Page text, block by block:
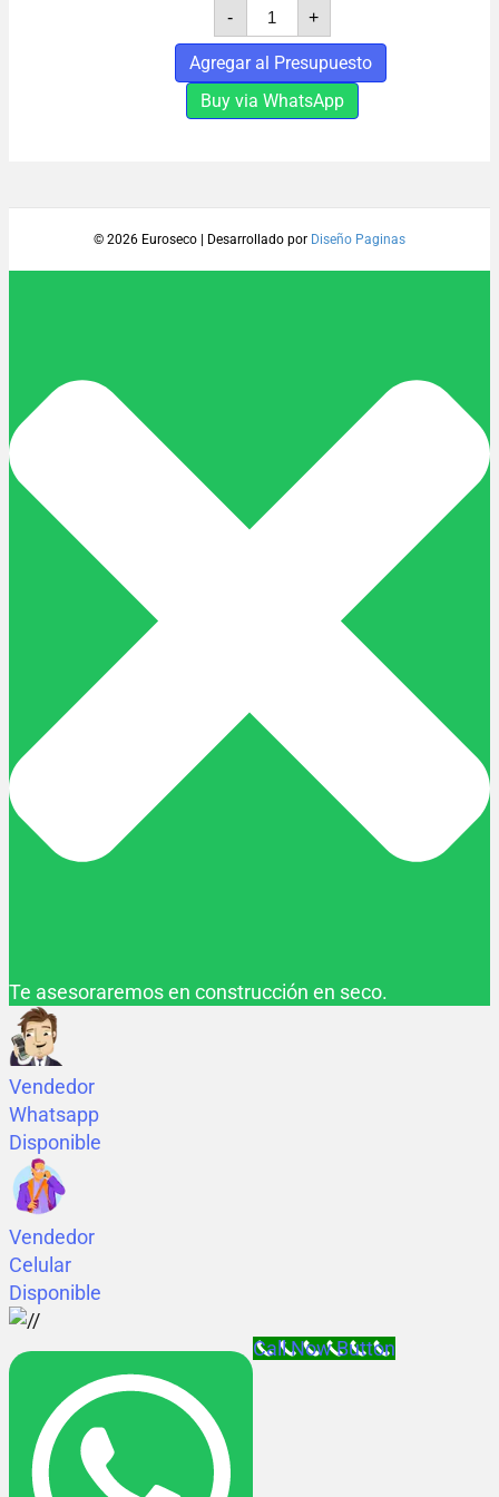
-
TORNILLO
Y
TARUGO
Nº8
cantidad
+
Agregar al Presupuesto
Buy via WhatsApp
© 2026 Euroseco Desarrollado por Diseño Paginas
Te asesoraremos en construcción en seco.
Vendedor
Whatsapp
Disponible
Vendedor
Celular
Disponible
Call Now Button